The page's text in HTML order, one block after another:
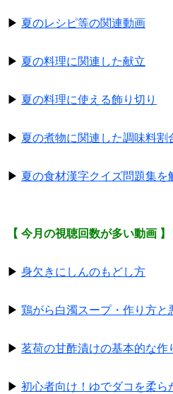
▶ 夏のレシピ等の関連動画
▶ 夏の料理に関連した献立
▶ 夏の料理に使える飾り切り
▶ 夏の煮物に関連した調味料割
▶ 夏の食材漢字クイズ問題集を
【 今月の視聴回数が多い動画 】
▶ 身欠きにしんのもどし方
▶ 鶏がら白濁スープ・作り方と
▶ 茗荷の甘酢漬けの基本的な作
▶ 初心者向け！ゆでダコを柔ら